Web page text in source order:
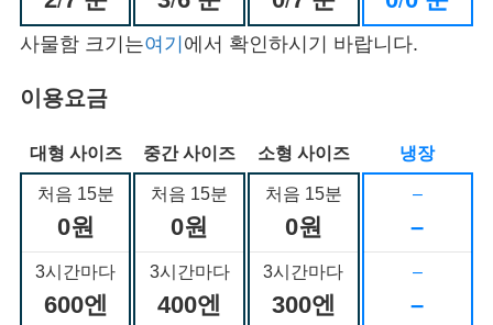
사물함 크기는여기 에서 확인하시기 바랍니다.
이용요금
대형 사이즈 중간 사이즈 소형 사이즈 냉장
처음 15분
0원
3시간마다
600엔
처음 15분
0원
3시간마다
400엔
처음 15분
0원
3시간마다
300엔
–
–
–
–